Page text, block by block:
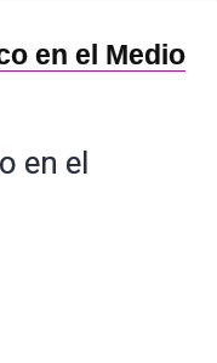
en el Medio
en el